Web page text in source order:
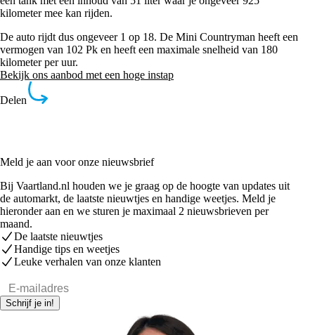
kilometer mee kan rijden.
De auto rijdt dus ongeveer 1 op 18. De Mini Countryman heeft een
vermogen van 102 Pk en heeft een maximale snelheid van 180
kilometer per uur.
Bekijk ons aanbod met een hoge instap
Delen
Meld je aan voor onze nieuwsbrief
Bij Vaartland.nl houden we je graag op de hoogte van updates uit
de automarkt, de laatste nieuwtjes en handige weetjes. Meld je
hieronder aan en we sturen je maximaal 2 nieuwsbrieven per
maand.
De laatste nieuwtjes
Handige tips en weetjes
Leuke verhalen van onze klanten
E-mailadres
Schrijf je in!